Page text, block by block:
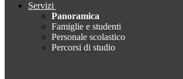
Servizi
Panoramica
Famiglie e studenti
Personale scolastico
Percorsi di studio